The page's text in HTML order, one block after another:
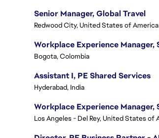
Senior Manager, Global Travel
Redwood City, United States of America
Bogota, Colombia
Assistant I, PE Shared Services
Hyderabad, India